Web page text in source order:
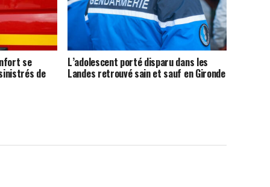
se
de
L’adolescent porté disparu dans les
Landes retrouvé sain et sauf en Gironde